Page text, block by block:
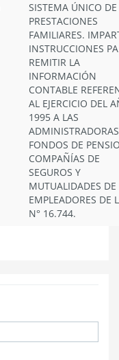
SISTEMA ÚNICO DE
PRESTACIONES
FAMILIARES.
INSTRUCCIONES
REMITIR LA
INFORMACIÓN
CONTABLE
AL EJERCICIO DEL
1995 A LAS
FONDOS DE
COMPAÑÍAS DE
SEGUROS Y
MUTUALIDADES DE
EMPLEADORES DE
N° 16.744.